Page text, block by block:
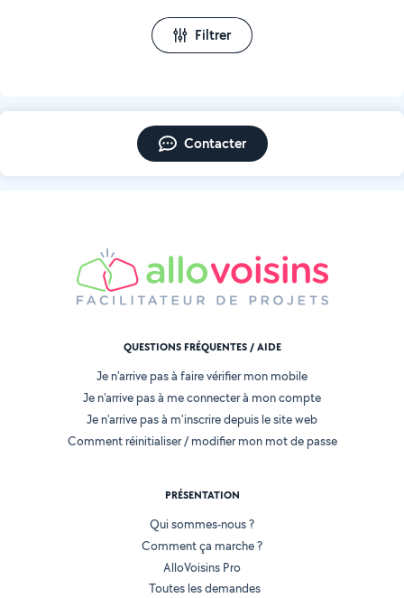
Filtrer
Contacter
QUESTIONS FRÉQUENTES / AIDE
Je n'arrive pas à faire vérifier mon mobile
Je n'arrive pas à me connecter à mon compte
Je n'arrive pas à m'inscrire depuis le site web
Comment réinitialiser / modifier mon mot de passe
PRÉSENTATION
Qui sommes-nous ?
Comment ça marche ?
AlloVoisins Pro
Toutes les demandes